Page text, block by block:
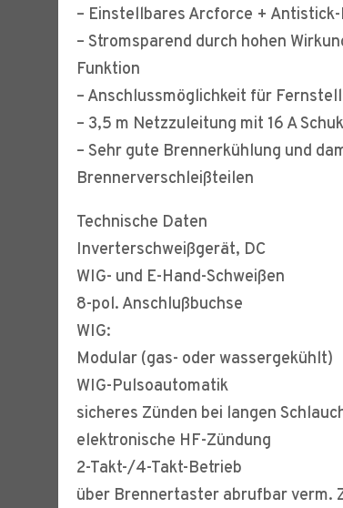
– Einstellbares Arcforce +
– Stromsparend durch hohen
Funktion
– Anschlussmöglichkeit für
– 3,5 m Netzzuleitung mit 16 A
– Sehr gute Brennerkühlung und
Brennerverschleißteilen
Technische Daten
Inverterschweißgerät, DC
WIG- und E-Hand-Schweißen
8-pol. Anschlußbuchse
WIG:
Modular (gas- oder wassergekühlt)
WIG-Pulsoautomatik
sicheres Zünden bei langen
elektronische HF-Zündung
2-Takt-/4-Takt-Betrieb
über Brennertaster abrufbar verm.